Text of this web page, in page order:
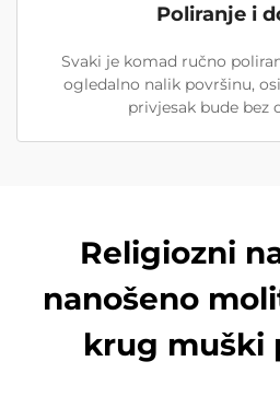
Poliranje i
Svaki je komad ručno
ogledalno nalik površinu,
privjesak bude bez
Religiozni
nanošeno
krug muški